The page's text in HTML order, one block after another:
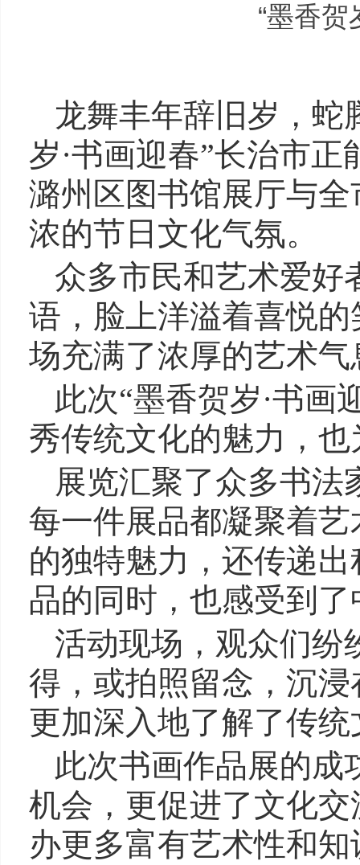
“墨香
龙舞丰年辞旧岁，蛇
岁·书画迎春”长治市
潞州区图书馆展厅与
浓的节日文化气氛。
众多市民和艺术爱好
语，脸上洋溢着喜悦
场充满了浓厚的艺术
此次“墨香贺岁·书画
秀传统文化的魅力，
展览汇聚了众多书法
每一件展品都凝聚着
的独特魅力，还传递
品的同时，也感受到
活动现场，观众们纷
得，或拍照留念，沉
更加深入地了解了传
此次书画作品展的成
机会，更促进了文化
办更多富有艺术性和